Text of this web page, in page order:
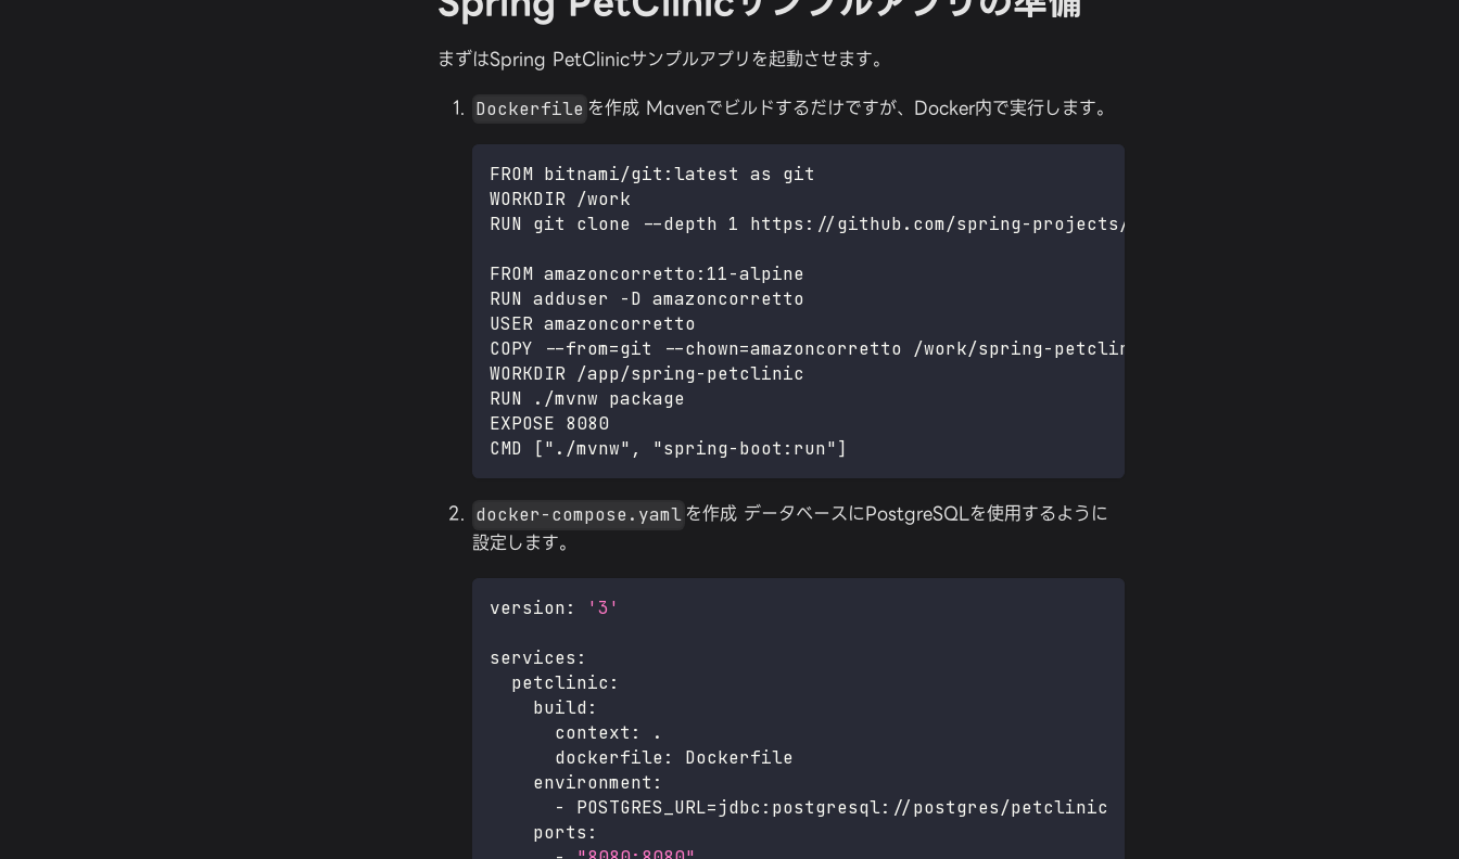
まずはSpring PetClinicサンプルアプリを起動させます。
Dockerfile を作成 Mavenでビルドするだけですが、Docker内で実行します。
FROM bitnami/git:latest as git
WORKDIR /work
RUN git clone --depth 1 https://github.com/spring-projects/spring-petclinic.git
FROM amazoncorretto:11-alpine
RUN adduser -D amazoncorretto
USER amazoncorretto
COPY --from=git --chown=amazoncorretto /work/spring-petclinic /app/spring-petclinic
WORKDIR /app/spring-petclinic
RUN ./mvnw package
EXPOSE 8080
CMD ["./mvnw", "spring-boot:run"]
docker-compose.yaml を作成 データベースにPostgreSQLを使用するように
設定します。
version: '3'
services :
petclinic :
build:
context :
.
dockerfile:
Dockerfile
environment :
-
POSTGRES_URL=jdbc : postgresql: //postgres/petclinic
ports :